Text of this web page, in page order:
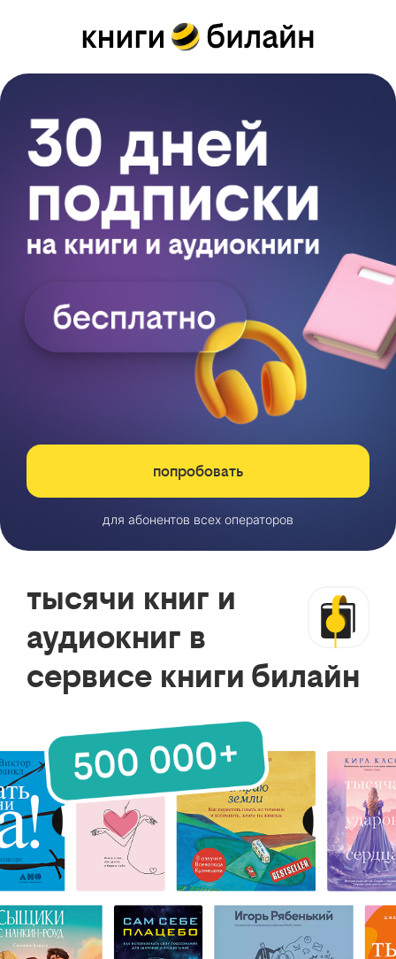
попробовать
для абонентов всех операторов
тысячи книг и
аудиокниг в
сервисе книги билайн